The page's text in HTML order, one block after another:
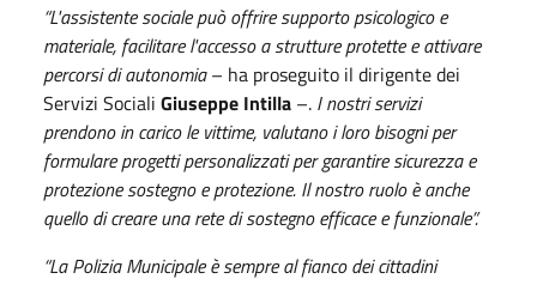
“L'assistente sociale può offrire supporto psicologico e
materiale, facilitare l'accesso a strutture protette e attivare
percorsi di autonomia– ha proseguito il dirigente dei
Servizi Sociali Giuseppe Intilla –. I nostri servizi
prendono in carico le vittime, valutano i loro bisogni per
formulare progetti personalizzati per garantire sicurezza e
protezione sostegno e protezione. Il nostro ruolo è anche
quello di creare una rete di sostegno efficace e funzionale”.
“La Polizia Municipale è sempre al fianco dei cittadini